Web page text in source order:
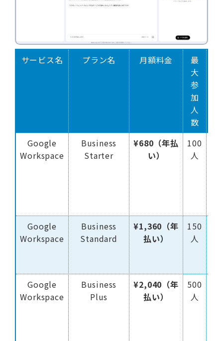
サービス名 プラン名 月額料金
最
大
参
加
人
数
Google
Workspace
Business
Starter
¥680（年払
い）
100
人
Google
Workspace
Business
Standard
¥1,360（年
払い）
150
人
Google
Workspace
Business
Plus
¥2,040（年
払い）
500
人